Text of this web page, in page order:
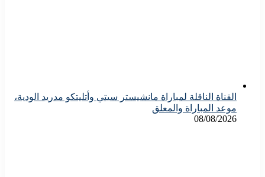
القناة الناقلة لمباراة مانشيستر سيتي وأتليتكو مدريد الودية،
موعد المباراة والمعلق
08/08/2026